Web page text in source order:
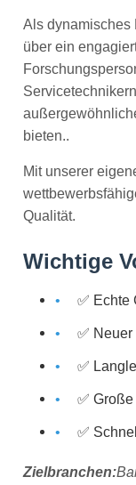
Als dynamisches
über ein
bieten..
Mit unserer
Qualität.
Wichtige
✅ Echte
✅
✅
✅
✅
Zielbranchen: